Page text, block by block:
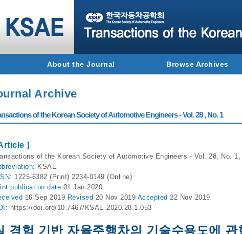
About the Journal Browse Archives
Archive
of the Korean Society of Automotive Engineers - Vol. 28 , No. 1
]
of the Korean Society of Automotive Engineers - Vol. 28, No. 1,
KSAE
1225-6382 (Print) 2234-0149 (Online)
publication date 01 Jan 2020
16 Sep 2019 Revised 20 Nov 2019 Accepted 22 Nov 2019
https://doi.org/10.7467/KSAE.2020.28.1.053
경험 기반 자율주행차의 기술수용도에 관